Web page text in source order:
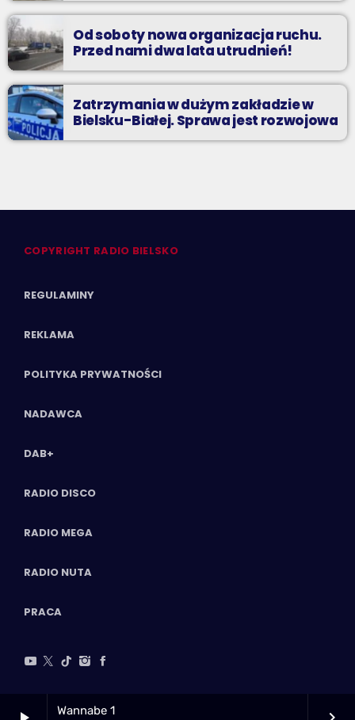
Wannabe 1
Od soboty nowa organizacja ruchu.
Przed nami dwa lata utrudnień!
Zatrzymania w dużym zakładzie w
Bielsku-Białej. Sprawa jest rozwojowa
COPYRIGHT RADIO BIELSKO
REGULAMINY
REKLAMA
POLITYKA PRYWATNOŚCI
NADAWCA
DAB+
RADIO DISCO
RADIO MEGA
RADIO NUTA
PRACA